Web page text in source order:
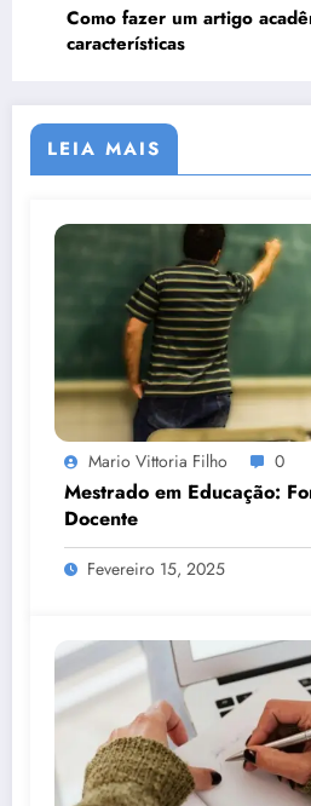
Como fazer um artigo
características
LEIA MAIS
Mario Vittoria Filho 0
Mestrado em Educação:
Docente
Fevereiro 15, 2025